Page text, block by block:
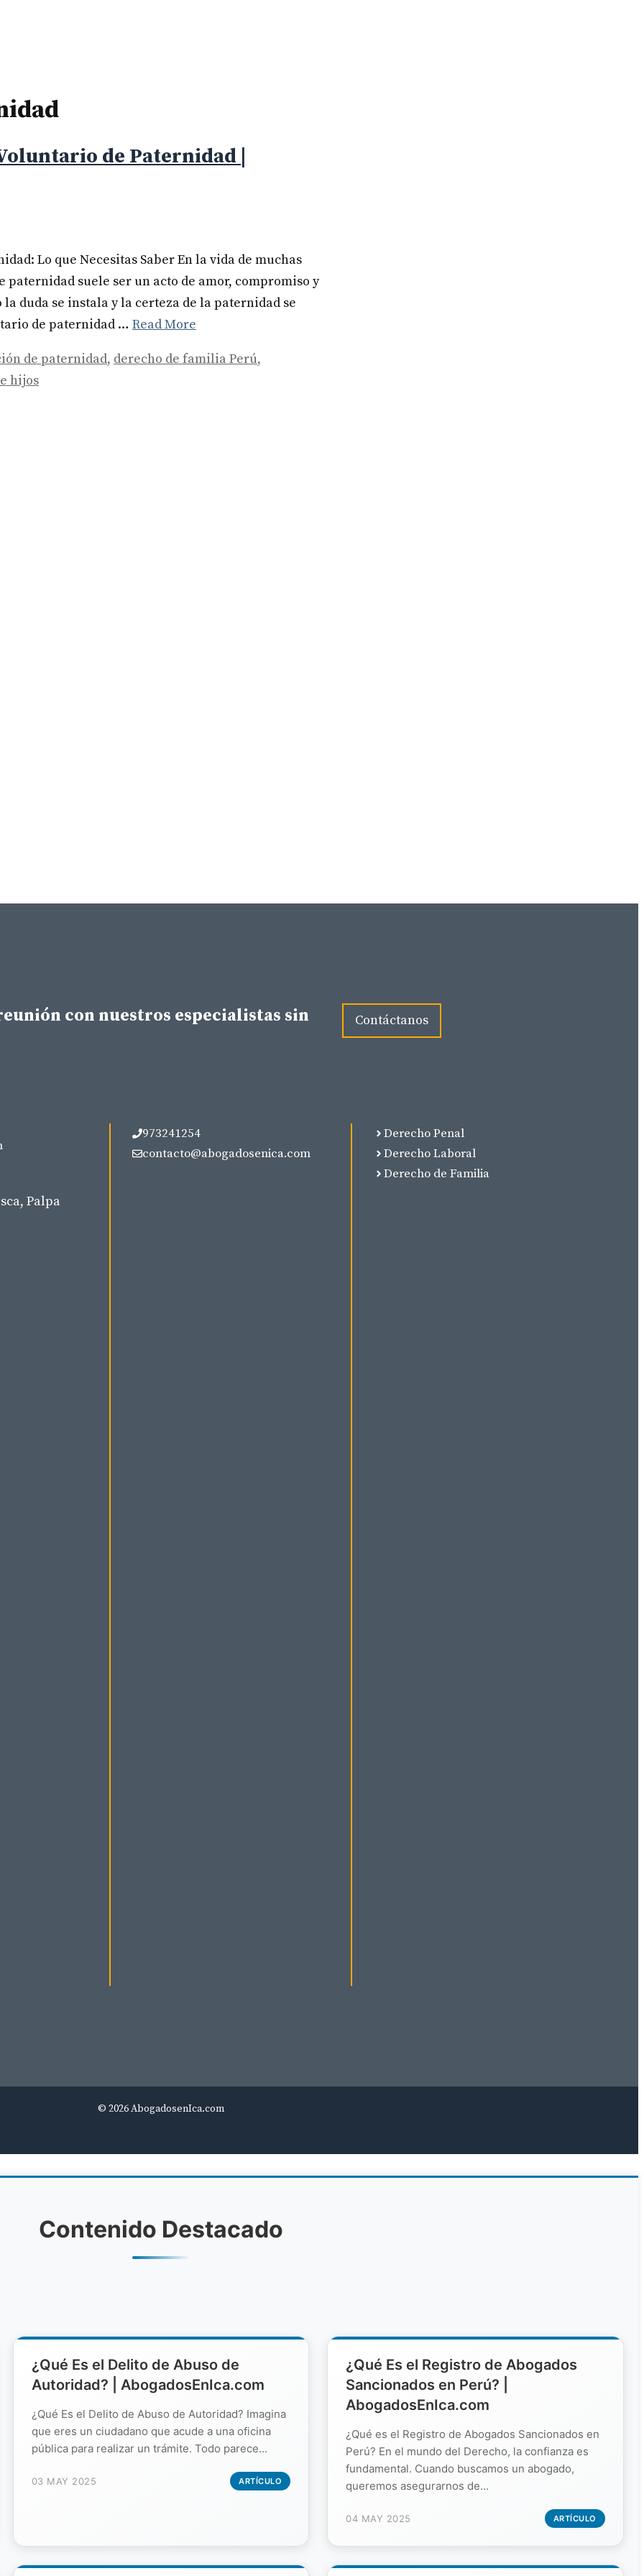
de Paternidad |
Lo que Necesitas Saber En la vida de muchas
suele ser un acto de amor, compromiso y
duda se instala y la certeza de la paternidad se
de paternidad … Read More
de paternidad, derecho de familia Perú,
hijos
con nuestros especialistas sin
Contáctanos
Palpa
973241254
contacto@abogadosenica.com
Derecho Penal
Derecho Laboral
Derecho de Familia
© 2026 AbogadosenIca.com
Contenido Destacado
¿Qué Es el Delito de Abuso de
Autoridad? | AbogadosEnIca.com
¿Qué Es el Delito de Abuso de Autoridad? Imagina
que eres un ciudadano que acude a una oficina
pública para realizar un trámite. Todo parece...
03 MAY 2025 ARTÍCULO
¿Qué Es el Registro de Abogados
Sancionados en Perú? |
AbogadosEnIca.com
¿Qué es el Registro de Abogados Sancionados en
Perú? En el mundo del Derecho, la confianza es
fundamental. Cuando buscamos un abogado,
queremos asegurarnos de...
04 MAY 2025 ARTÍCULO